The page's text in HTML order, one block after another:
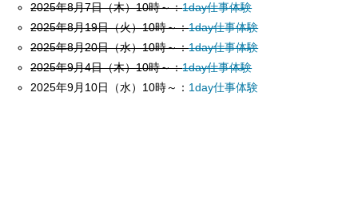
2025年8月7日（木）10時～：1day仕事体験
2025年8月19日（火）10時～：1day仕事体験
2025年8月20日（水）10時～：1day仕事体験
2025年9月4日（木）10時～：1day仕事体験
2025年9月10日（水）10時～： 1day仕事体験